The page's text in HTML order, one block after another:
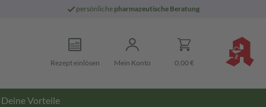
persönliche pharmazeutische Beratung
Rezept einlösen Mein Konto 0,00 €
Deine Vorteile